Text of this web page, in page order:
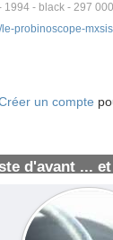
1994 - black - 297
probinoscope-
un compte
d'avant ...